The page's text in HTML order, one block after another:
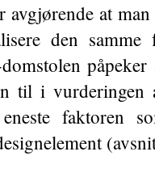
avgjørende at
den
til i vurderingen
faktoren